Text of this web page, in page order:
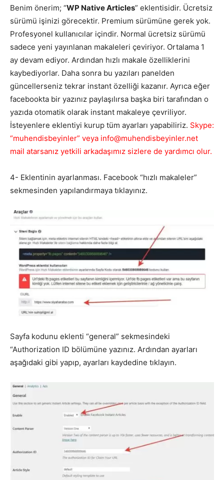
Benim önerim; “WP Native Articles” eklentisidir. Ücretsiz
sürümü işinizi görecektir. Premium sürümüne gerek yok.
Profesyonel kullanıcılar içindir. Normal ücretsiz sürümü
sadece yeni yayınlanan makaleleri çeviriyor. Ortalama 1
ay devam ediyor. Ardından hızlı makale özelliklerini
kaybediyorlar. Daha sonra bu yazıları panelden
güncellerseniz tekrar instant özelliği kazanır. Ayrıca eğer
facebookta bir yazınız paylaşılırsa başka biri tarafından o
yazıda otomatik olarak instant makaleye çevriliyor.
İsteyenlere eklentiyi kurup tüm ayarları yapabiliriz. Skype:
“muhendisbeyinler” veya info@muhendisbeyinler.net
mail atarsanız yetkili arkadaşımız sizlere de yardımcı olur.
4- Eklentinin ayarlanması. Facebook “hızlı makaleler”
sekmesinden yapılandırmaya tıklayınız.
Sayfa kodunu eklenti “general” sekmesindeki
“Authorization ID bölümüne yazınız. Ardından ayarları
aşağıdaki gibi yapıp, ayarları kaydedine tıklayın.